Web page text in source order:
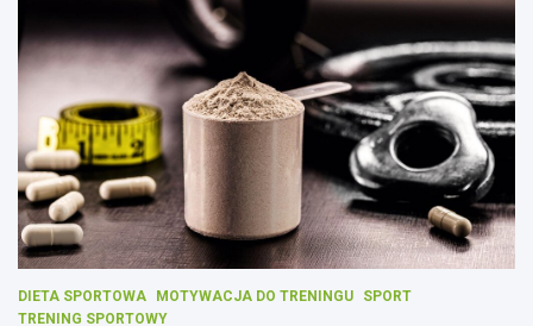
DIETA SPORTOWA MOTYWACJA DO TRENINGU
SPORT
TRENING SPORTOWY